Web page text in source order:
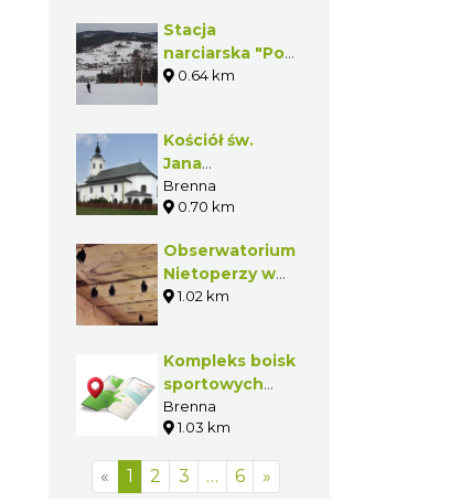
Stacja
narciarska "Pod
Starym
0.64 km
Kościół św.
Jana
Chrzciciela w
Brennej
Brenna
0.70 km
Obserwatorium
Nietoperzy w
Brennej
1.02 km
Kompleks boisk
sportowych
"Orlik 2012"
Brenna
1.03 km
« 1 2 3 … 6 »